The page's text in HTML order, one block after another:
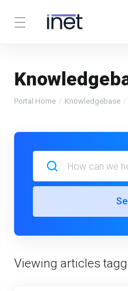
Portal Home Knowledgebase
Viewing articles